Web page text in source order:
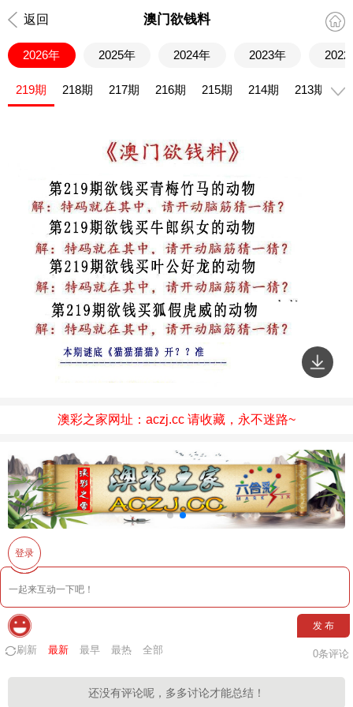
返回 澳门欲钱料
2026年 2025年 2024年 2023年 2022
219期 218期 217期 216期 215期 214期 213期
澳彩之家网址：aczj.cc 请收藏，永不迷路~
登录
发 布
刷新 最新 最早 最热 全部 0条评论
还没有评论呢，多多讨论才能总结！